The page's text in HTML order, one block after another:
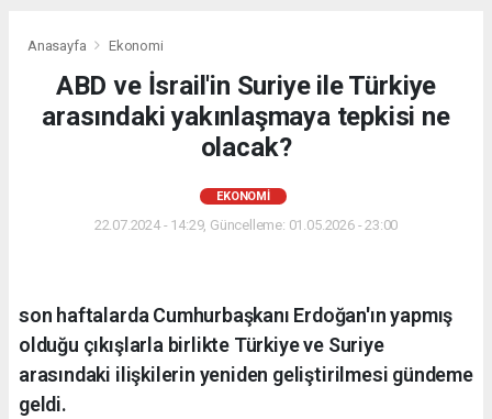
Anasayfa Ekonomi
ABD ve İsrail'in Suriye ile Türkiye
arasındaki yakınlaşmaya tepkisi ne
olacak?
EKONOMI
22.07.2024 - 14:29, Güncelleme: 01.05.2026 - 23:00
son haftalarda Cumhurbaşkanı Erdoğan'ın yapmış
olduğu çıkışlarla birlikte Türkiye ve Suriye
arasındaki ilişkilerin yeniden geliştirilmesi gündeme
geldi.